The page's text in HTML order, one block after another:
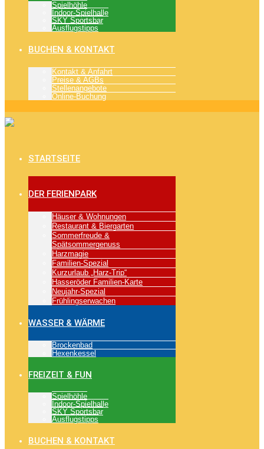
Spielhöhle
Indoor-Spielhalle
SKY Sportsbar
Ausflugstipps
BUCHEN & KONTAKT
Kontakt & Anfahrt
Preise & AGBs
Stellenangebote
Online-Buchung
STARTSEITE
DER FERIENPARK
Häuser & Wohnungen
Restaurant & Biergarten
Sommerfreude &
Spätsommergenuss
Harzmagie
Familien-Spezial
Kurzurlaub „Harz-Trip“
Hasseröder Familien-Karte
Neujahr-Spezial
Frühlingserwachen
WASSER & WÄRME
Brockenbad
Hexenkessel
FREIZEIT & FUN
Spielhöhle
Indoor-Spielhalle
SKY Sportsbar
Ausflugstipps
BUCHEN & KONTAKT